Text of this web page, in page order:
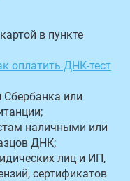
в пункте
оплатить ДНК-тест
Сбербанка или
наличными или
ДНК;
лиц и ИП,
сертификатов